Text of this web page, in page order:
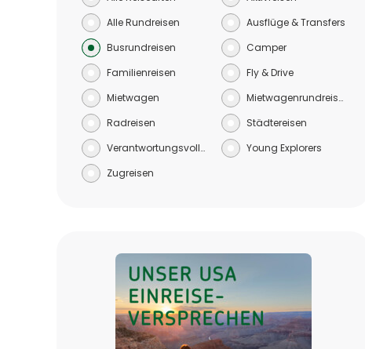
Alle Rundreisen
Ausflüge & Transfers
Busrundreisen
Camper
Familienreisen
Fly & Drive
Mietwagen
Mietwagenrundreisen
Radreisen
Städtereisen
Verantwortungsvoll reisen
Young Explorers
Zugreisen